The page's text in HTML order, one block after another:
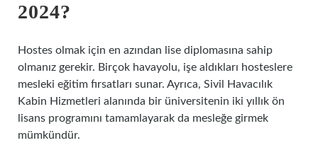
2024?
Hostes olmak için en azından lise diplomasına sahip
olmanız gerekir. Birçok havayolu, işe aldıkları hosteslere
mesleki eğitim fırsatları sunar. Ayrıca, Sivil Havacılık
Kabin Hizmetleri alanında bir üniversitenin iki yıllık ön
lisans programını tamamlayarak da mesleğe girmek
mümkündür.